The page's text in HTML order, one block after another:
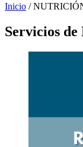
Inicio /
Servicios